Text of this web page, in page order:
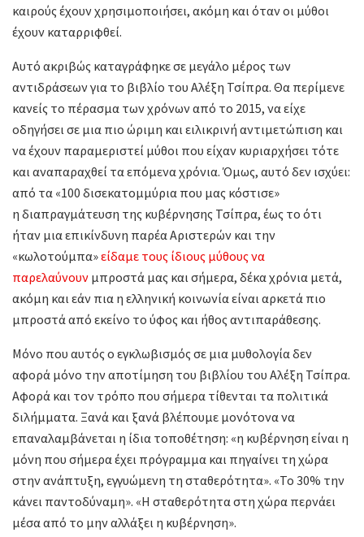
καιρούς έχουν χρησιμοποιήσει, ακόμη και όταν οι μύθοι
έχουν καταρριφθεί.
Αυτό ακριβώς καταγράφηκε σε μεγάλο μέρος των
αντιδράσεων για το βιβλίο του Αλέξη Τσίπρα. Θα περίμενε
κανείς το πέρασμα των χρόνων από το 2015, να είχε
οδηγήσει σε μια πιο ώριμη και ειλικρινή αντιμετώπιση και
να έχουν παραμεριστεί μύθοι που είχαν κυριαρχήσει τότε
και αναπαραχθεί τα επόμενα χρόνια. Όμως, αυτό δεν ισχύει:
από τα «100 δισεκατομμύρια που μας κόστισε»
η διαπραγμάτευση της κυβέρνησης Τσίπρα, έως το ότι
ήταν μια επικίνδυνη παρέα Αριστερών και την
«κωλοτούμπα»είδαμε τους ίδιους μύθους να
παρελαύνουν μπροστά μας και σήμερα, δέκα χρόνια μετά,
ακόμη και εάν πια η ελληνική κοινωνία είναι αρκετά πιο
μπροστά από εκείνο το ύφος και ήθος αντιπαράθεσης.
Μόνο που αυτός ο εγκλωβισμός σε μια μυθολογία δεν
αφορά μόνο την αποτίμηση του βιβλίου του Αλέξη Τσίπρα.
Αφορά και τον τρόπο που σήμερα τίθενται τα πολιτικά
διλήμματα. Ξανά και ξανά βλέπουμε μονότονα να
επαναλαμβάνεται η ίδια τοποθέτηση: «η κυβέρνηση είναι η
μόνη που σήμερα έχει πρόγραμμα και πηγαίνει τη χώρα
στην ανάπτυξη, εγγυώμενη τη σταθερότητα». «Το 30% την
κάνει παντοδύναμη». «Η σταθερότητα στη χώρα περνάει
μέσα από το μην αλλάξει η κυβέρνηση».